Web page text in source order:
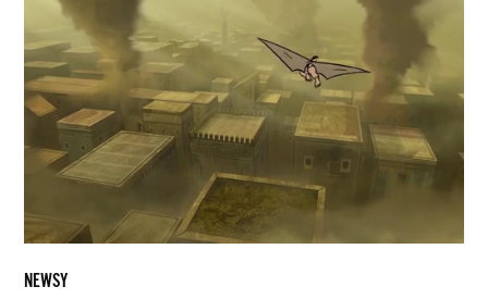
Disneya.
Zobacz
zwiastun
brutalnej
zrealizowanej
technice
rotoskopu
NEWSY